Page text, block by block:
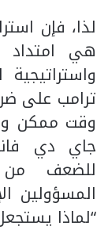
لذا، فإن
هي امتداد
ترامب على
وقت ممكن
جاي دي
للضعف
المسؤولين
“لماذا